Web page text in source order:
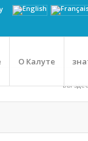
О Калуте
Вы